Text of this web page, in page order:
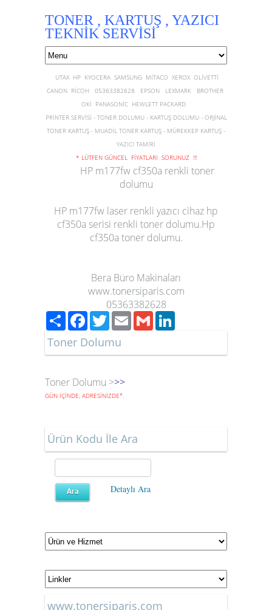
TONER , KARTUŞ , YAZICI
TEKNİK SERVİSİ
UTAX HP KYOCERA SAMSUNG MİTACO XEROX OLİVETTİ
CANON RİCOH 05363382628 EPSON LEXMARK BROTHER
OKİ PANASONİC HEWLETT PACKARD
PRİNTER SERVİSİ - TONER DOLUMU - KARTUŞ DOLUMU - ORJİNAL
TONER KARTUŞ - MUADİL TONER KARTUŞ - MÜREKKEP KARTUŞ -
YAZICI TAMİRİ
* LÜTFEN GÜNCEL FİYATLARI SORUNUZ !!!
HP m177fw cf350a renkli toner
dolumu
HP m177fw laser renkli yazıcı cihaz hp
cf350a serisi renkli toner dolumu.Hp
cf350a toner dolumu.
Bera Büro Makinaları
www.tonersiparis.com
05363382628
PaylaşFacebook
TwitterEmailGmail
Toner Dolumu
Toner Dolumu >>>
GÜN İÇİNDE, ADRESİNİZDE*.
Ürün Kodu İle Ara
Detaylı Ara
www.tonersiparis.com